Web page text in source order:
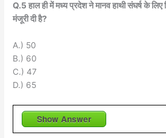
Q.5 हाल ही में मध्य प्रदेश ने मानव हाथी संघर्ष के
मंजूरी दी है?
A.) 50
B.) 60
C.) 47
D.) 65
Show Answer